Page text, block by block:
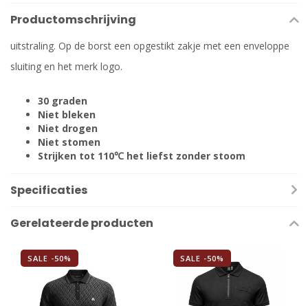
Productomschrijving
uitstraling. Op de borst een opgestikt zakje met een enveloppe
sluiting en het merk logo.
30 graden
Niet bleken
Niet drogen
Niet stomen
Strijken tot 110℃ het liefst zonder stoom
Specificaties
Gerelateerde producten
SALE -50% SALE -50%